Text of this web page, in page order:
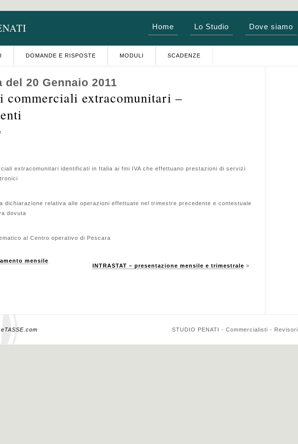
Home Lo Studio Dove siamo
DOMANDE E RISPOSTE MODULI SCADENZE
del 20 Gennaio 2011
commerciali extracomunitari –
extracomunitari identificati in Italia ai fini IVA che effettuano prestazioni di servizi
dichiarazione relativa alle operazioni effettuate nel trimestre precedente e contestuale
dovuta
al Centro operativo di Pescara
mensile
INTRASTAT – presentazione mensile e trimestrale »
STUDIO PENATI - Commercialisti -